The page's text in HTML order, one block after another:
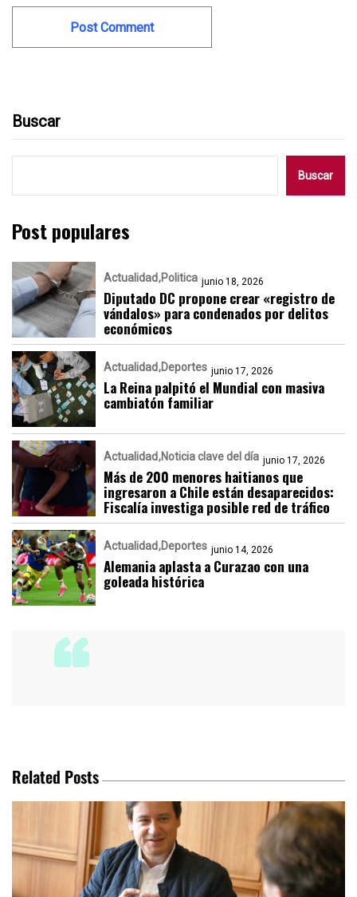
Buscar
Buscar
Post populares
Actualidad Politica junio 18, 2026
Diputado DC propone crear «registro de
vándalos» para condenados por delitos
económicos
Actualidad Deportes junio 17, 2026
La Reina palpitó el Mundial con masiva
cambiatón familiar
Actualidad Noticia clave del día junio 17, 2026
Más de 200 menores haitianos que
ingresaron a Chile están desaparecidos:
Fiscalía investiga posible red de tráfico
Actualidad Deportes junio 14, 2026
Alemania aplasta a Curazao con una
goleada histórica
Related Posts